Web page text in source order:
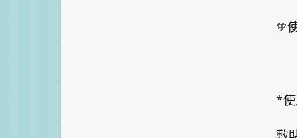
🧡
*